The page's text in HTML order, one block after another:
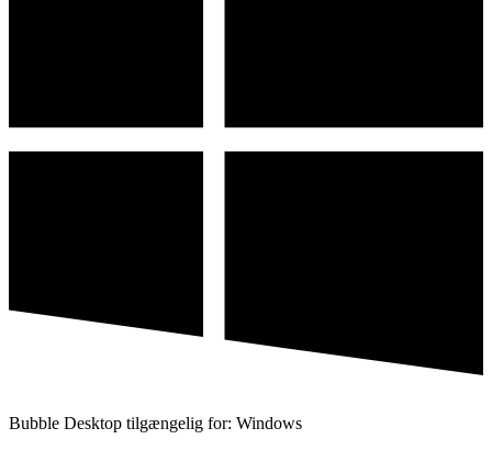
Bubble Desktop tilgængelig for: Windows